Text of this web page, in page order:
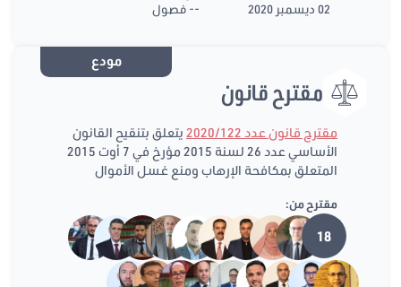
02 ديسمبر 2020
-- فصول
مودع
مقترح قانون
مقترح قانون عدد 2020/122
يتعلق بتنقيح القانون
الأساسي عدد 26 لسنة 2015 مؤرخ في 7 أوت 2015
المتعلق بمكافحة الإرهاب ومنع غسل الأموال
مقترح من:
18